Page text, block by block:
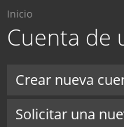
Usted está aquí
Inicio
Cuenta de
Crear nueva
Solicitar una